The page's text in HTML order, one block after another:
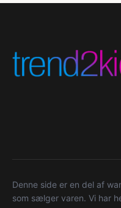
Denne side er en del af
som sælger varen. Vi har